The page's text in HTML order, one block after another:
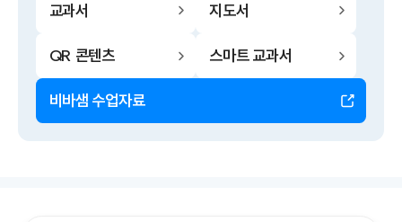
교과서 지도서
QR 콘텐츠 스마트 교과서
비바샘 수업자료